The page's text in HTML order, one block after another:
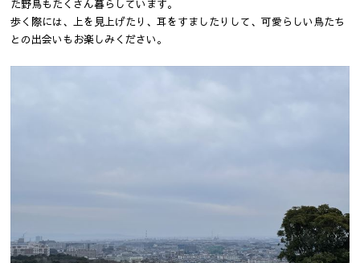
た野鳥もたくさん暮らしています。
歩く際には、上を見上げたり、耳をすましたりして、可愛らしい鳥たち
との出会いもお楽しみください。